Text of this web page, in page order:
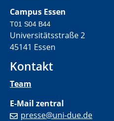
Campus Essen
T01 S04 B44
Universitätsstraße 2
45141 Essen
Kontakt
Team
E-Mail zentral
presse@uni-due.de